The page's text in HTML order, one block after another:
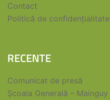
Contact
Politică de confidențialitate
RECENTE
Comunicat de presă
Școala Generală – Mainguy